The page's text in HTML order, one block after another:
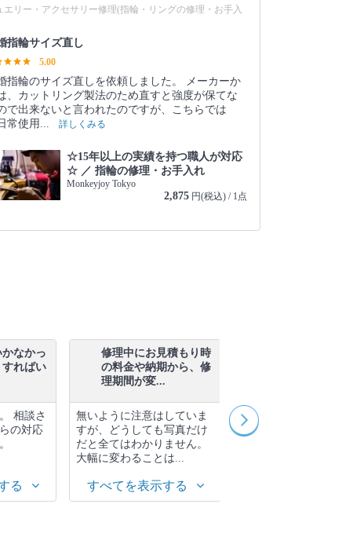
エリー・アクセサリー修理(指輪・リングの修理・お手入
指輪サイズ直し
5.00
指輪のサイズ直しを依頼しました。 メーカーか
、カットリング製法のため直すと強度が保てな
で出来ないと言われたのですが、こちらでは
常使用...
詳しくみる
☆15年以上の実績を持つ職人が対応
☆ ／ 指輪の修理・お手入れ
Monkeyjoy Tokyo
2,875 円(税込) / 1点
なかっ
すればい
相談さ
の対応
る
修理中にお見積もり時
の料金や納期から、修
理期間が変...
無いように注意はしていま
すが、どうしても写真だけ
だと全てはわかりません。
大幅に変わることは...
すべてを表示する
オーダーメイドの
リーです。 やはり